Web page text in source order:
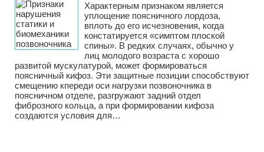
Характерным признаком является
уплощение поясничного лордоза,
вплоть до его исчезновения, когда
констатируется «симптом плоской
спины». В редких случаях, обычно у
лиц молодого возраста с хорошо
развитой мускулатурой, может формироваться
поясничный кифоз. Эти защитные позиции способствуют
смещению кпереди оси нагрузки позвоночника в
поясничном отделе, разгружают задний отдел
фиброзного кольца, а при формировании кифоза
создаются условия для…